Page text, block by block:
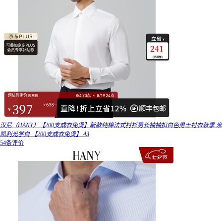
汉尼（HANY）【200支成衣免烫】新款纯棉法式衬衫男长袖袖扣白色男士衬衣秋季 米
凯利光学白 【200支成衣免烫】 43
54条评价